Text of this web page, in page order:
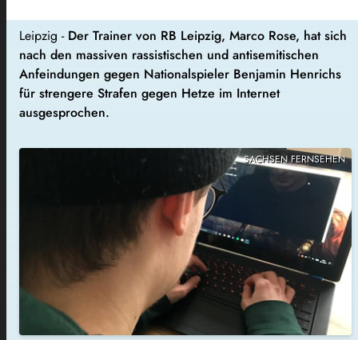
Leipzig - Der Trainer von RB Leipzig, Marco Rose, hat sich
nach den massiven rassistischen und antisemitischen
Anfeindungen gegen Nationalspieler Benjamin Henrichs
für strengere Strafen gegen Hetze im Internet
ausgesprochen.
SACHSEN FERNSEHEN